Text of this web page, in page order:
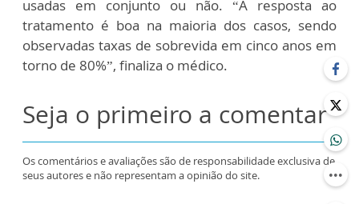
usadas em conjunto ou não. “A resposta ao
tratamento é boa na maioria dos casos, sendo
observadas taxas de sobrevida em cinco anos em
torno de 80%”, finaliza o médico.
Seja o primeiro a comentar
Os comentários e avaliações são de responsabilidade exclusiva de
seus autores e não representam a opinião do site.